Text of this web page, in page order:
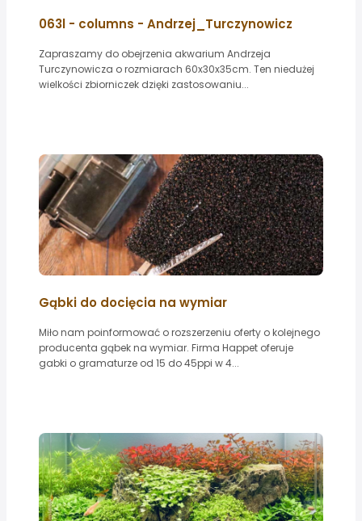
063l - columns - Andrzej_Turczynowicz
Zapraszamy do obejrzenia akwarium Andrzeja
Turczynowicza o rozmiarach 60x30x35cm. Ten niedużej
wielkości zbiorniczek dzięki zastosowaniu...
Gąbki do docięcia na wymiar
Miło nam poinformować o rozszerzeniu oferty o kolejnego
producenta gąbek na wymiar. Firma Happet oferuje
gabki o gramaturze od 15 do 45ppi w 4...